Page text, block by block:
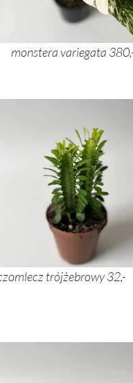
monstera variegata 320,- 			aglaonema 45,- 			monstera variegata
friends 28,-	philodendron green princess 28,- 		wilczomlecz trójżebrowy 32,-